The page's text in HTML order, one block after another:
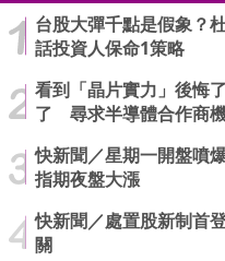
台股大彈千點是假象？
話投資人保命1策略
看到「晶片實力」後悔
了 尋求半導體合作商
快新聞／星期一開盤噴
指期夜盤大漲
快新聞／處置股新制首
關